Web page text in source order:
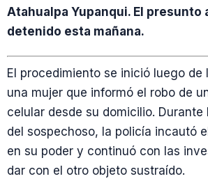
Atahualpa Yupanqui. El presunto
detenido esta mañana.
El procedimiento se inició luego de
una mujer que informó el robo de
celular desde su domicilio. Durante
del sospechoso, la policía incautó
en su poder y continuó con las
dar con el otro objeto sustraído.